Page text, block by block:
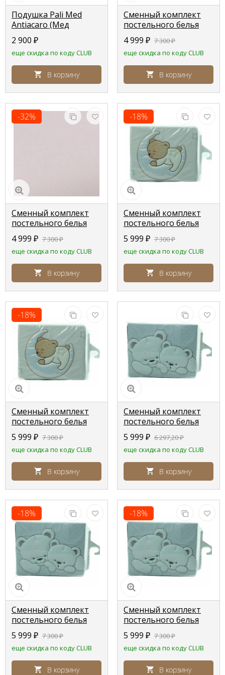
Подушка Pali Med
Antiacaro (Мед
Антиакаро)
2 900 ₽
еще скидка по коду CLUB
В корзину
Сменный комплект
постельного белья
Lepre Base, мятный
4 999 ₽ 7 300₽
еще скидка по коду CLUB
В корзину
-32%
Сменный комплект
постельного белья
Lepre Base, розовый
4 999 ₽ 7 300₽
еще скидка по коду CLUB
В корзину
-18%
Сменный комплект
постельного белья
Lepre Amore , серый
5 999 ₽ 7 300₽
еще скидка по коду CLUB
В корзину
-18%
Сменный комплект
постельного белья
Lepre Amore , крем
5 999 ₽ 7 300₽
еще скидка по коду CLUB
В корзину
Сменный комплект
постельного белья
Sweet bears , серый
полоска
5 999 ₽ 6 297,20₽
еще скидка по коду CLUB
В корзину
-18%
Сменный комплект
постельного белья
Lepre Sweet bears ,
кремовый горошек
5 999 ₽ 7 300₽
еще скидка по коду CLUB
В корзину
-18%
Сменный комплект
постельного белья
Lepre Sweet bears ,
серый полоска
5 999 ₽ 7 300₽
еще скидка по коду CLUB
В корзину